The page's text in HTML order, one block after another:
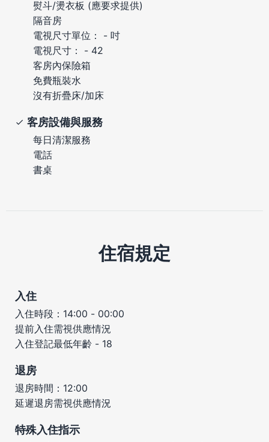
熨斗/燙衣板 (應要求提供)
隔音房
電視尺寸單位： - 吋
電視尺寸： - 42
客房內保險箱
免費瓶裝水
沒有折疊床/加床
客房設備與服務
每日清潔服務
電話
書桌
住宿規定
入住
入住時段：14:00 - 00:00
提前入住需視供應情況
入住登記最低年齡 - 18
退房
退房時間：12:00
延遲退房需視供應情況
特殊入住指示